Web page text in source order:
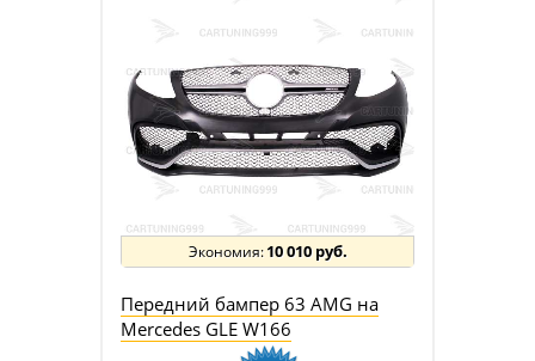
10 010 руб.
Передний бампер 63 AMG на
Mercedes GLE W166